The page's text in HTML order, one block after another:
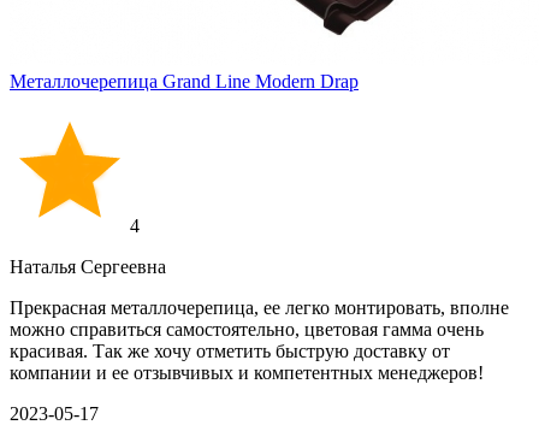
Металлочерепица Grand Line Modern Drap
4
Наталья Сергеевна
Прекрасная металлочерепица, ее легко монтировать, вполне
можно справиться самостоятельно, цветовая гамма очень
красивая. Так же хочу отметить быструю доставку от
компании и ее отзывчивых и компетентных менеджеров!
2023-05-17